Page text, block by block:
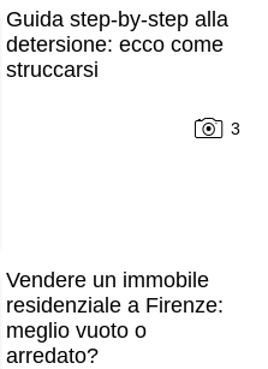
Guida step-by-step alla
detersione: ecco come
struccarsi
3
Vendere un immobile
residenziale a Firenze:
meglio vuoto o
arredato?